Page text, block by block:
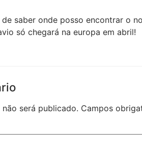
saber onde posso encontrar o
só chegará na europa em abril!
será publicado. Campos